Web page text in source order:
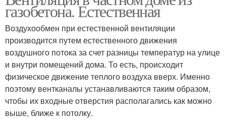
газобетона. Естественная
Воздухообмен при естественной вентиляции
производится путем естественного движения
воздушного потока за счет разницы температур на улице
и внутри помещений дома. То есть, происходит
физическое движение теплого воздуха вверх. Именно
поэтому вентканалы устанавливаются таким образом,
чтобы их входные отверстия располагались как можно
выше, ближе к потолку.